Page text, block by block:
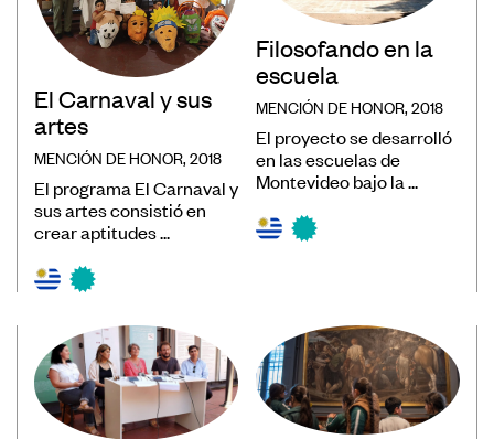
Centro de Documentación
Noticias
Plataforma de Diagnósticos
Póngase en contacto
Suscríbase a nuestro boletín de
El Carnaval y sus
artes
MENCIÓN DE HONOR, 2018
El programa El Carnaval y
sus artes consistió en
crear aptitudes ...
Filosofando en la
escuela
MENCIÓN DE HONOR, 2018
El proyecto se desarrolló
en las escuelas de
Montevideo bajo la ...